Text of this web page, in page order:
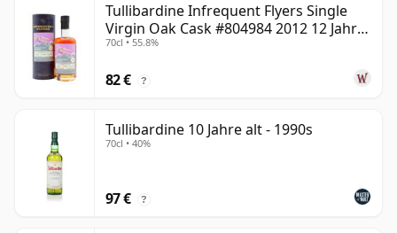
Tullibardine Infrequent Flyers Single
Virgin Oak Cask #804984 2012 12 Jahre
alt
70cl • 55.8%
82 € ?
Tullibardine 10 Jahre alt - 1990s
70cl • 40%
97 € ?